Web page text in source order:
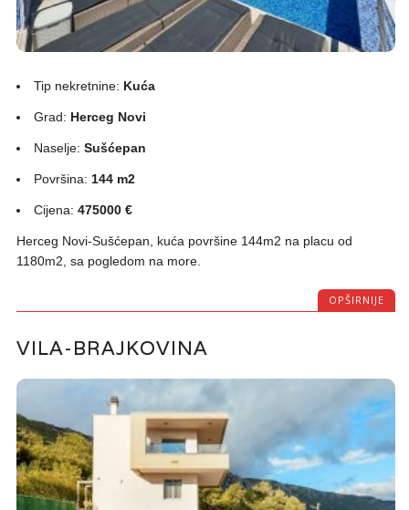
Tip nekretnine: Kuća
Grad: Herceg Novi
Naselje:Sušćepan
Površina:144 m2
Cijena:475000 €
Herceg Novi-Sušćepan, kuća površine 144m2 na placu od
1180m2, sa pogledom na more.
OPŠIRNIJE
VILA-BRAJKOVINA